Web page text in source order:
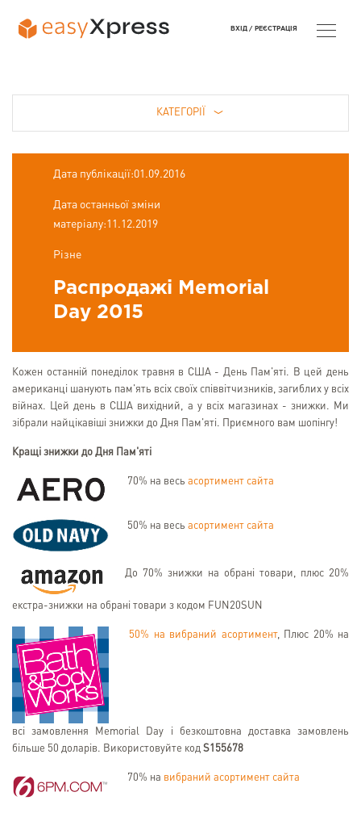
КАТЕГОРІЇ
Дата публікації:01.09.2016
Дата останньої зміни
матеріалу:11.12.2019
Різне
Распродажі Memorial
Day 2015
Кожен останній понеділок травня в США - День Пам'яті. В цей день
американці шанують пам'ять всіх своїх співвітчизників, загиблих у всіх
війнах. Цей день в США вихідний, а у всіх магазинах - знижки. Ми
зібрали найцікавіші знижки до Дня Пам'яті. Приємного вам шопінгу!
Кращі знижки до Дня Пам'яті
70% на весь асортимент сайта
50% на весь асортимент сайта
До 70% знижки на обрані товари, плюс 20%
екстра-знижки на обрані товари з кодом FUN20SUN
50% на вибраний асортимент, Плюс 20% на
всі замовлення Memorial Day і безкоштовна доставка замовлень
більше 50 доларів. Використовуйте код S155678
70% на вибраний асортимент сайта
ВХІД / РЕЄСТРАЦІЯ